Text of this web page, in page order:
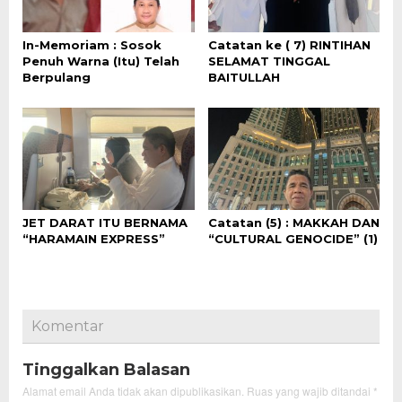
In-Memoriam : Sosok
Penuh Warna (Itu) Telah
Berpulang
Catatan ke ( 7) RINTIHAN
SELAMAT TINGGAL
BAITULLAH
JET DARAT ITU BERNAMA
“HARAMAIN EXPRESS”
Catatan (5) : MAKKAH DAN
“CULTURAL GENOCIDE” (1)
Komentar
Tinggalkan Balasan
Alamat email Anda tidak akan dipublikasikan. Ruas yang wajib ditandai *